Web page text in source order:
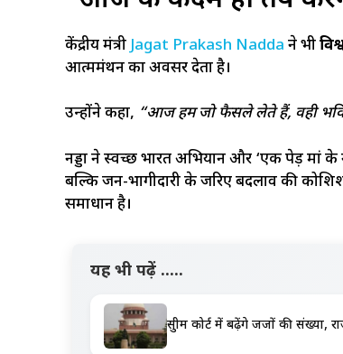
केंद्रीय मंत्रीJagat Prakash Nadda ने भी
आत्ममंथन का अवसर देता है।
उन्होंने कहा, “आज हम जो फैसले लेते हैं, वही
नड्डा ने स्वच्छ भारत अभियान और ‘एक पेड़ मां के
बल्कि जन-भागीदारी के जरिए बदलाव की
समाधान है।
यह भी पढ़ें .....
सुप्रीम कोर्ट में बढ़ेंगे जजों की